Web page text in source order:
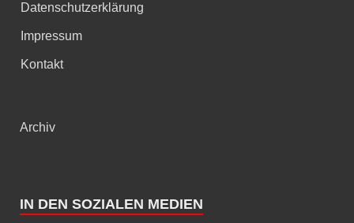
Datenschutzerklärung
Impressum
Kontakt
Archiv
IN DEN SOZIALEN MEDIEN